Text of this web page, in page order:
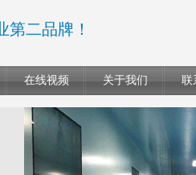
第二品牌！
在线视频 关于我们 联